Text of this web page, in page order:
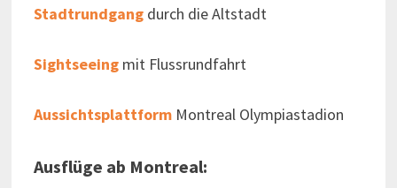
Stadtrundgangdurch die Altstadt
Sightseeingmit Flussrundfahrt
AussichtsplattformMontreal Olympiastadion
Ausflüge ab Montreal: